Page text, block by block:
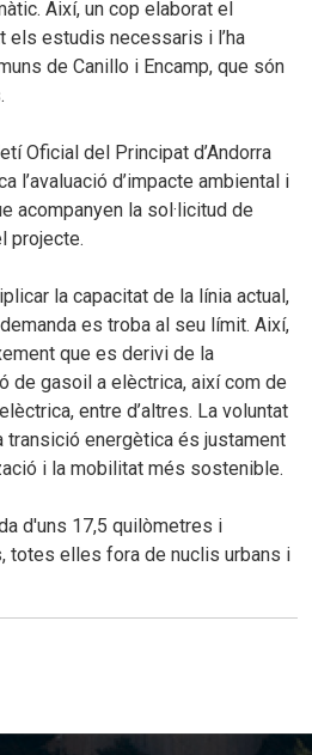
Així, un cop elaborat el
els estudis necessaris i l’ha
de Canillo i Encamp, que són
Oficial del Principat d’Andorra
l’avaluació d’impacte ambiental i
acompanyen la sol·licitud de
projecte.
la capacitat de la línia actual,
es troba al seu límit. Així,
que es derivi de la
de gasoil a elèctrica, així com de
entre d’altres. La voluntat
transició energètica és justament
i la mobilitat més sostenible.
d'uns 17,5 quilòmetres i
totes elles fora de nuclis urbans i